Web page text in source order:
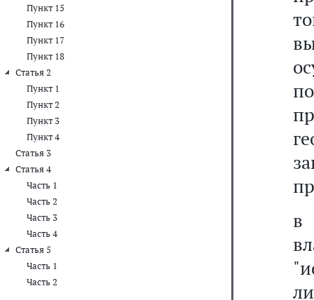
Пункт 15
Пункт 16
Пункт 17
Пункт 18
Статья 2
Пункт 1
Пункт 2
Пункт 3
Пункт 4
Статья 3
Статья 4
Часть 1
Часть 2
Часть 3
Часть 4
Статья 5
Часть 1
Часть 2